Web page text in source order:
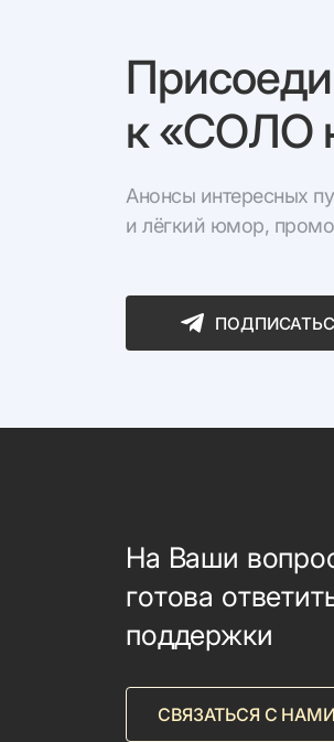
к «СОЛО
Анонсы интересных
и лёгкий юмор,
На Ваши
готова
поддержки
СВЯЗАТЬСЯ С НАМИ